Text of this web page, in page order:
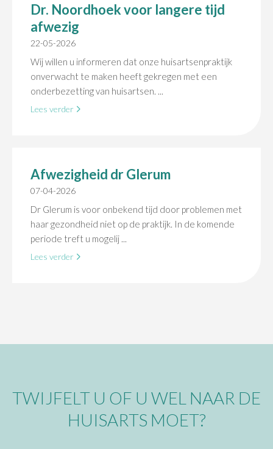
Dr. Noordhoek voor langere tijd
afwezig
22-05-2026
Wij willen u informeren dat onze huisartsenpraktijk
onverwacht te maken heeft gekregen met een
onderbezetting van huisartsen. ...
Lees verder
Afwezigheid dr Glerum
07-04-2026
Dr Glerum is voor onbekend tijd door problemen met
haar gezondheid niet op de praktijk. In de komende
periode treft u mogelij ...
Lees verder
TWIJFELT U OF U WEL NAAR DE
HUISARTS MOET?